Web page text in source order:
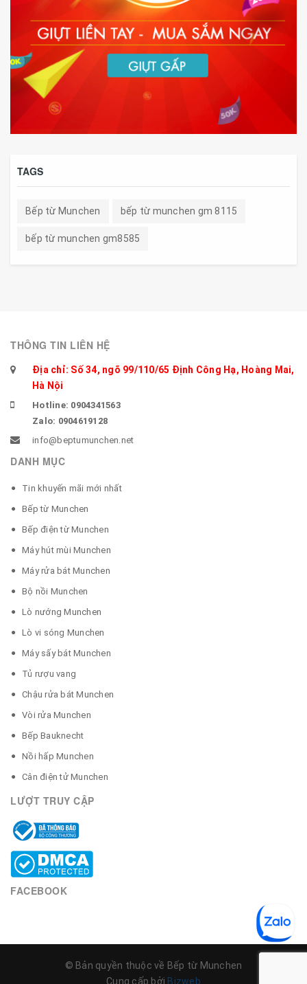
TAGS
Bếp từ Munchen bếp từ munchen gm 8115
bếp từ munchen gm8585
THÔNG TIN LIÊN HỆ
Địa chỉ: Số 34, ngõ 99/110/65 Định Công Hạ, Hoàng Mai,
Hà Nội
Hotline: 0904341563
Zalo: 0904619128
info@beptumunchen.net
DANH MỤC
Tin khuyến mãi mới nhất
Bếp từ Munchen
Bếp điện từ Munchen
Máy hút mùi Munchen
Máy rửa bát Munchen
Bộ nồi Munchen
Lò nướng Munchen
Lò vi sóng Munchen
Máy sấy bát Munchen
Tủ rượu vang
Chậu rửa bát Munchen
Vòi rửa Munchen
Bếp Bauknecht
Nồi hấp Munchen
Cân điện tử Munchen
LƯỢT TRUY CẬP
FACEBOOK
© Bản quyền thuộc về Bếp từ Munchen
Cung cấp bởi Bizweb